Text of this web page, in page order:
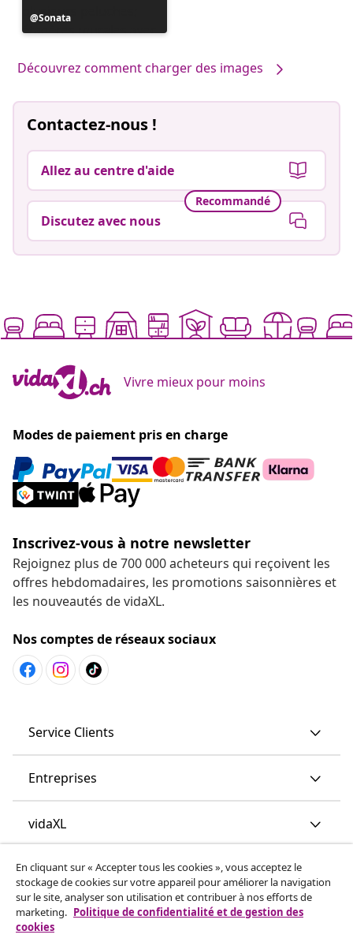
Publication
publiée
Sonata
Découvrez comment charger des images
Contactez-nous !
Allez au centre d'aide
Recommandé
Discutez avec nous
Vivre mieux pour moins
Modes de paiement pris en charge
Inscrivez-vous à notre newsletter
Rejoignez plus de 700 000 acheteurs qui reçoivent les
offres hebdomadaires, les promotions saisonnières et
les nouveautés de vidaXL.
Nos comptes de réseaux sociaux
Service Clients
Entreprises
vidaXL
More content links
En cliquant sur « Accepter tous les cookies », vous acceptez le
stockage de cookies sur votre appareil pour améliorer la navigation
sur le site, analyser son utilisation et contribuer à nos efforts de
marketing. Politique de confidentialité et de gestion des
cookies